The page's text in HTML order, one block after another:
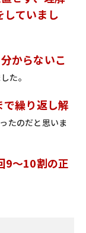
していまし
分からないこ
た。
繰り返し解
たのだと思いま
9〜10割の正